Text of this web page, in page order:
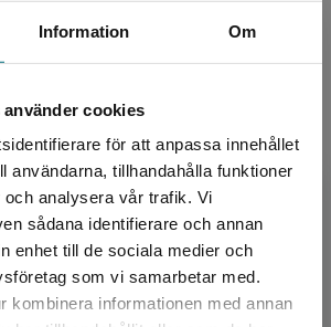
Information Om
cookies
för att anpassa innehållet
användarna, tillhandahålla funktioner
analysera vår trafik. Vi
sådana identifierare och annan
enhet till de sociala medier och
som vi samarbetar med.
kombinera informationen med annan
fraktregion
Författare
Linda Ågren
som författare och